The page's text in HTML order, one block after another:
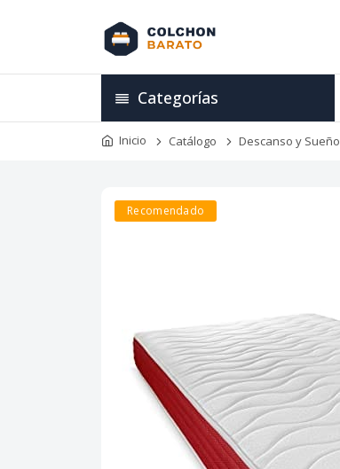
Categorías
Inicio Catálogo Descanso y Sueño
Recomendado